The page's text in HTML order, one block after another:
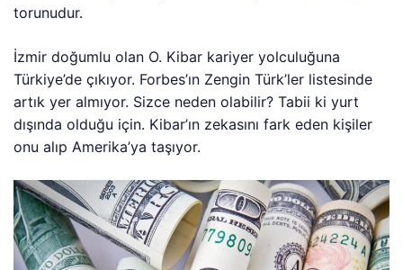
torunudur.
İzmir doğumlu olan O. Kibar kariyer yolculuğuna
Türkiye’de çıkıyor. Forbes’ın Zengin Türk’ler listesinde
artık yer almıyor. Sizce neden olabilir? Tabii ki yurt
dışında olduğu için. Kibar’ın zekasını fark eden kişiler
onu alıp Amerika’ya taşıyor.